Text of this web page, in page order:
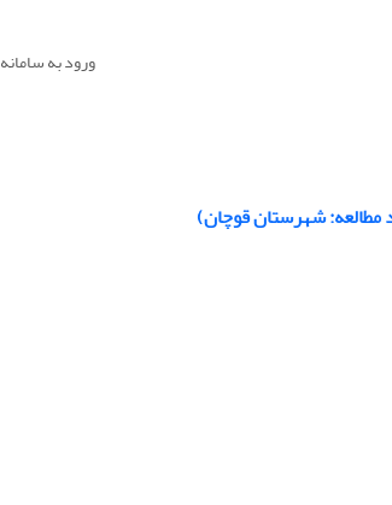
ورود به سامانه
شهرستان قوچان)